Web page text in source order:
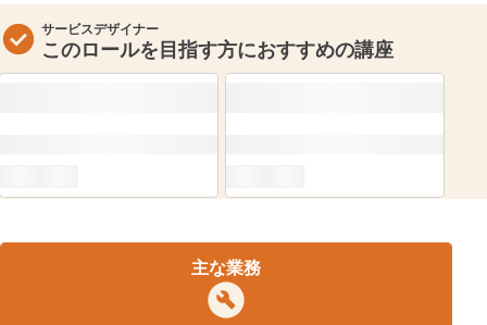
サービスデザイナー
このロールを目指す方におすすめの講座
主な業務